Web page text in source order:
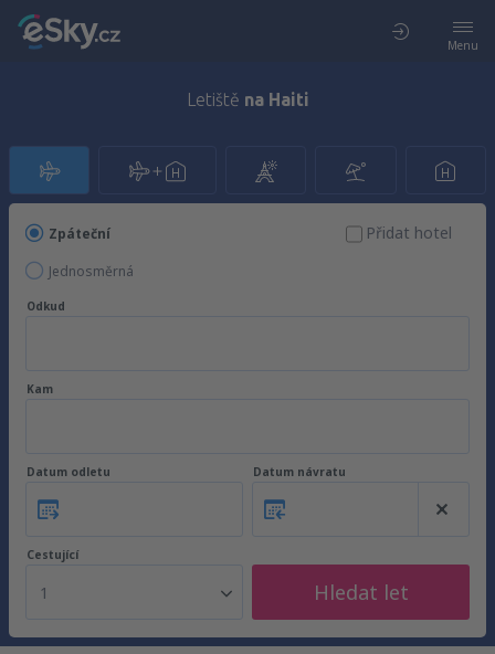
Menu
Letiště na Haiti
Zpáteční
Jednosměrná
Přidat hotel
Odkud
Kam
Datum odletu Datum návratu
Cestující
1 Hledat let